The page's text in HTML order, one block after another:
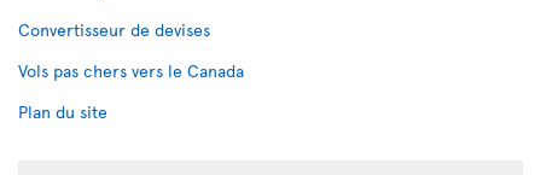
Convertisseur de devises
Vols pas chers vers le Canada
Plan du site